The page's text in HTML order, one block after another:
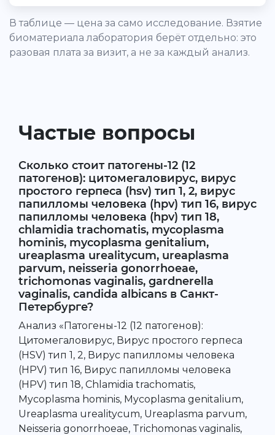
В таблице — цена за само исследование. Взятие
биоматериала лаборатория берёт отдельно: это
разовая плата за визит, а не за каждый анализ.
Частые вопросы
Сколько стоит патогены-12 (12
патогенов): цитомегаловирус, вирус
простого герпеса (hsv) тип 1, 2, вирус
папилломы человека (hpv) тип 16, вирус
папилломы человека (hpv) тип 18,
chlamidia trachomatis, mycoplasma
hominis, mycoplasma genitalium,
ureaplasma urealitycum, ureaplasma
parvum, neisseria gonorrhoeae,
trichomonas vaginalis, gardnerella
vaginalis, candida albicans в Санкт-
Петербурге?
Анализ «Патогены-12 (12 патогенов):
Цитомегаловирус, Вирус простого герпеса
(HSV) тип 1, 2, Вирус папилломы человека
(HPV) тип 16, Вирус папилломы человека
(HPV) тип 18, Chlamidia trachomatis,
Mycoplasma hominis, Mycoplasma genitalium,
Ureaplasma urealitycum, Ureaplasma parvum,
Neisseria gonorrhoeae, Trichomonas vaginalis,